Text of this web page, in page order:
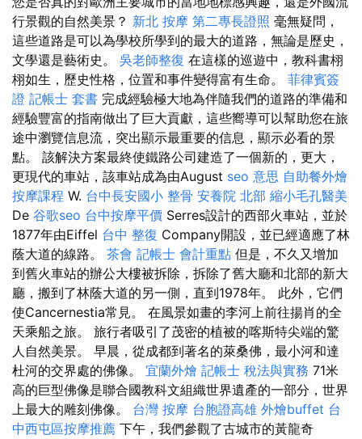
行景觀的自然美景？ 新北 按摩 第二專長證照 毫無疑問，
這些道路是可以為學校所學到的最大的道路，無論是歷史，
文學還是藝術史。 吳老師整復 在這樣的巡遊中，教科書栩
栩如生，歷史性格，位置和事件變得富有生命。 菲律賓簽
證 記帳士 套書 完成經驗極大地為伴隨我們的道路的準備和
經驗豐富的指南做出了巨大貢獻，這些嚮導可以幫助您在旅
途中瀏覽信息流，突出顯示最重要的信息，顯示必看的景
點。 該解決方案最終使鐵路公司建造了一個新的，更大，
更現代的車站，該車站成為由August seo 意思 自助餐外燴
按摩課程 W. 台中長安國小 整骨 安養院 北部 縮小毛孔醫美
De 谷歌seo 台中按摩平價 Serres設計的西部火車站，並於
1877年由Eiffel 台中 整復 Company開設，並已經適應了林
蔭大道的線路。 茶會 記帳士 會計重點 但是，不久又增加
到舊火車站的辦公大樓被拆除，拆除了舊大廳和北部的新大
廳，搬到了林蔭大道的另一側，直到1978年。 此外，它們
使Cancernestia常見。 在風景如畫的李河上前往揚肖的全
天乘船之旅。 旅行者吸引了茂密的植被的喀斯特尖端的驚
人自然美景。 早晨，從成都到著名的萊桑佛，最小河和達
杜河的交界處的佛像。 宜蘭外燴 記帳士 稅法與實務 71米
高的巨型佛像是聯合國教科文組織世界遺產的一部分，世界
上最大的雕刻佛像。 台灣 按摩 台胞證高雄 外燴buffet 台
中西屯區按摩推薦 下午，我們參觀了古城市的黃龍奇